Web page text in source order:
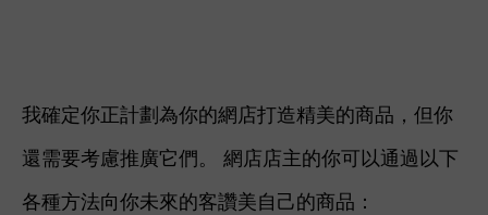
我確定你正計劃為你的網店打造精美的商品，但你
還需要考慮推廣它們。 網店店主的你可以通過以下
各種方法向你未來的客讚美自己的商品：